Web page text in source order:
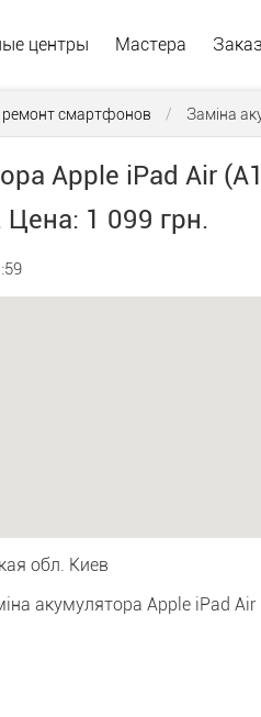
центры Мастера
ремонт смартфонов / Заміна
Apple iPad Air
1 099 грн.
обл. Киев
акумулятора Apple iPad Air